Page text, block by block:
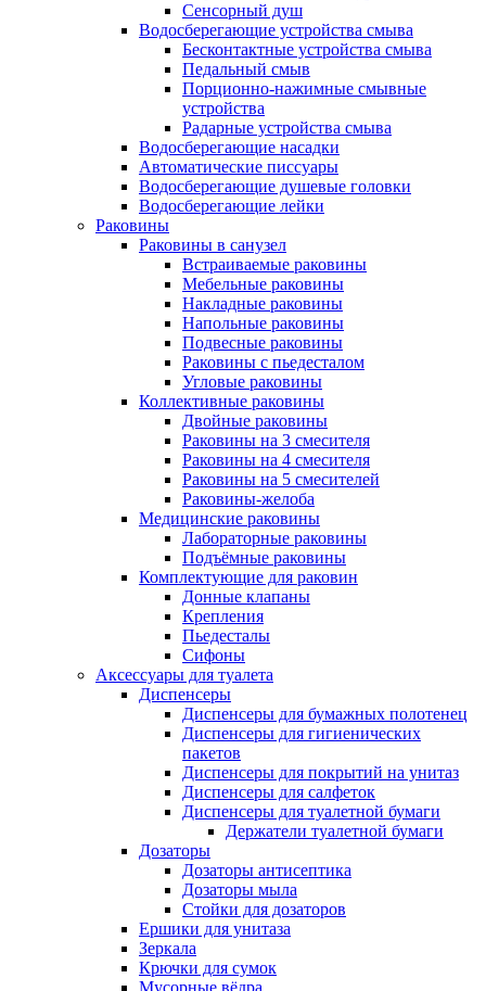
Сенсорный душ
Водосберегающие устройства смыва
Бесконтактные устройства смыва
Педальный смыв
Порционно-нажимные смывные
устройства
Радарные устройства смыва
Водосберегающие насадки
Автоматические писсуары
Водосберегающие душевые головки
Водосберегающие лейки
Раковины
Раковины в санузел
Встраиваемые раковины
Мебельные раковины
Накладные раковины
Напольные раковины
Подвесные раковины
Раковины с пьедесталом
Угловые раковины
Коллективные раковины
Двойные раковины
Раковины на 3 смесителя
Раковины на 4 смесителя
Раковины на 5 смесителей
Раковины-желоба
Медицинские раковины
Лабораторные раковины
Подъёмные раковины
Комплектующие для раковин
Донные клапаны
Крепления
Пьедесталы
Сифоны
Аксессуары для туалета
Диспенсеры
Диспенсеры для бумажных полотенец
Диспенсеры для гигиенических
пакетов
Диспенсеры для покрытий на унитаз
Диспенсеры для салфеток
Диспенсеры для туалетной бумаги
Держатели туалетной бумаги
Дозаторы
Дозаторы антисептика
Дозаторы мыла
Стойки для дозаторов
Ершики для унитаза
Зеркала
Крючки для сумок
Мусорные вёдра